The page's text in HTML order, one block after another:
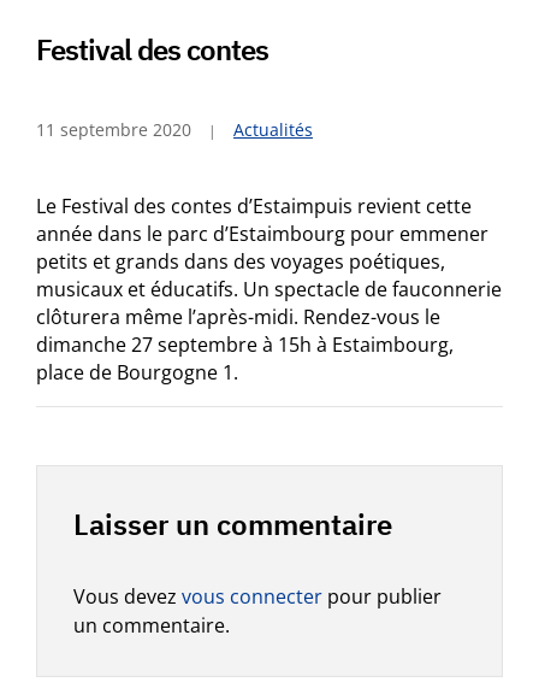
Festival des contes
11 septembre 2020 Actualités
Le Festival des contes d’Estaimpuis revient cette
année dans le parc d’Estaimbourg pour emmener
petits et grands dans des voyages poétiques,
musicaux et éducatifs. Un spectacle de fauconnerie
clôturera même l’après-midi. Rendez-vous le
dimanche 27 septembre à 15h à Estaimbourg,
place de Bourgogne 1.
Laisser un commentaire
Vous devez vous connecter pour publier
un commentaire.